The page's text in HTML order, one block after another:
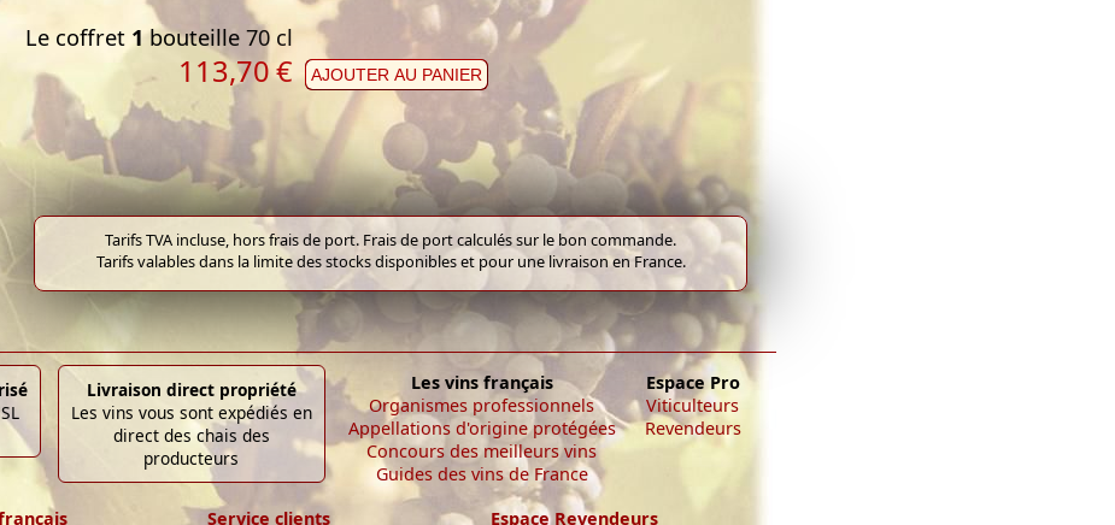
Le coffret 1bouteille 70 cl
113,70€ AJOUTER AU PANIER
Tarifs TVA incluse, hors frais de port. Frais de port calculés sur le bon commande.
Tarifs valables dans la limite des stocks disponibles et pour une livraison en France.
Livraison direct propriété
Les vins vous sont expédiés en
direct des chais des
producteurs
Les vins français
Organismes professionnels
Appellations d'origine protégées
Concours des meilleurs vins
Guides des vins de France
Espace Pro
Viticulteurs
Revendeurs
Service clients Espace Revendeurs